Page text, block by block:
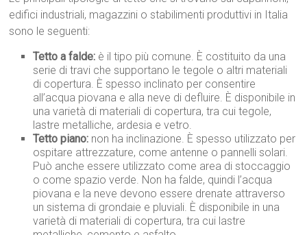
edifici industriali, magazzini o stabilimenti produttivi in Italia
sono le seguenti:
Tetto a falde: è il tipo più comune. È costituito da una
serie di travi che supportano le tegole o altri materiali
di copertura. È spesso inclinato per consentire
all’acqua piovana e alla neve di defluire. È disponibile in
una varietà di materiali di copertura, tra cui tegole,
lastre metalliche, ardesia e vetro.
Tetto piano: non ha inclinazione. È spesso utilizzato per
ospitare attrezzature, come antenne o pannelli solari.
Può anche essere utilizzato come area di stoccaggio
o come spazio verde. Non ha falde, quindi l’acqua
piovana e la neve devono essere drenate attraverso
un sistema di grondaie e pluviali. È disponibile in una
varietà di materiali di copertura, tra cui lastre